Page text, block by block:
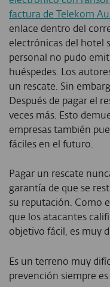
factura de Telekom
enlace dentro del
electrónicas del hotel
personal no pudo
huéspedes. Los
un rescate. Sin
Después de pagar el
veces más. Esto
empresas también
fáciles en el futuro.
Pagar un rescate
garantía de que se
su reputación. Como
que los atacantes
objetivo fácil, es muy
Es un terreno muy
prevención siempre